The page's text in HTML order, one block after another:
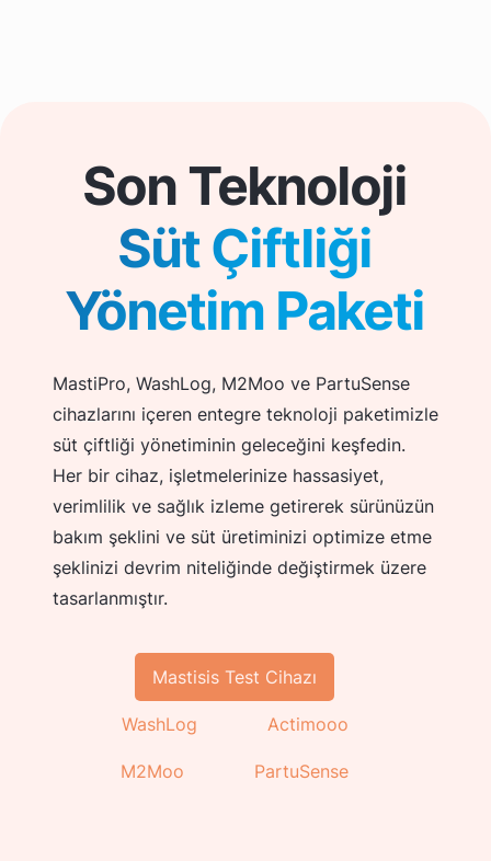
Son Teknoloji
Süt Çiftliği
Yönetim Paketi
MastiPro, WashLog, M2Moo ve PartuSense
cihazlarını içeren entegre teknoloji paketimizle
süt çiftliği yönetiminin geleceğini keşfedin.
Her bir cihaz, işletmelerinize hassasiyet,
verimlilik ve sağlık izleme getirerek sürünüzün
bakım şeklini ve süt üretiminizi optimize etme
şeklinizi devrim niteliğinde değiştirmek üzere
tasarlanmıştır.
Mastisis Test Cihazı
WashLog Actimooo
M2Moo PartuSense